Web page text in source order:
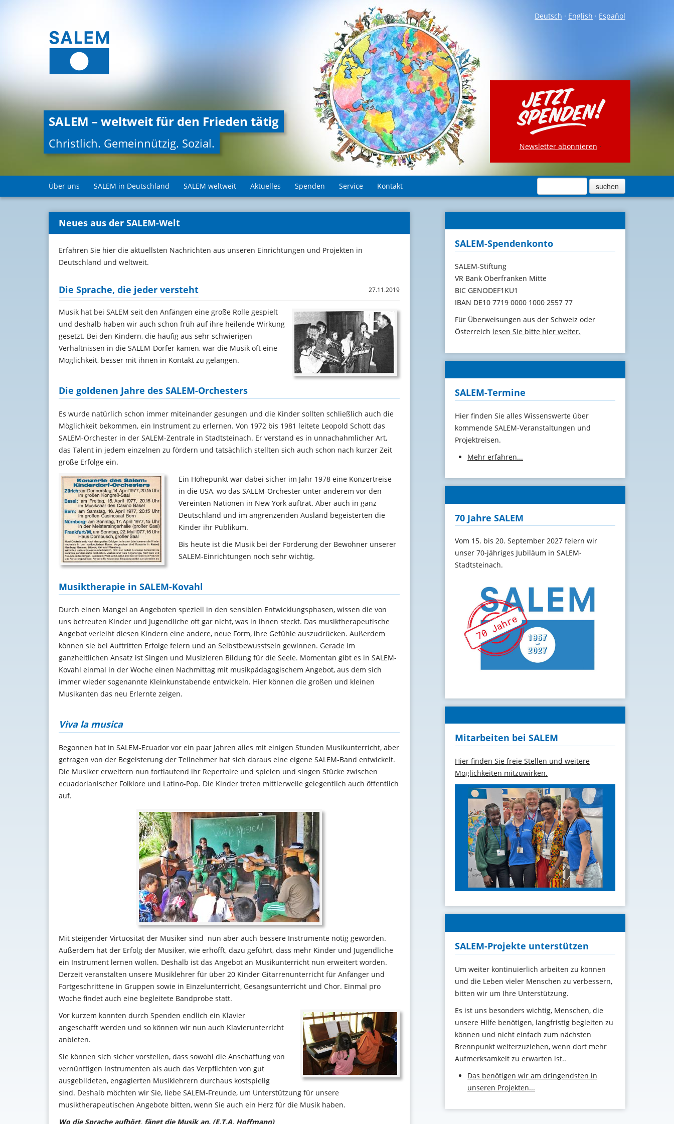
SALEM – weltweit für den Frieden tätig
Christlich. Gemeinnützig. Sozial.
Deutsch · English · Español
Newsletter abonnieren ·
Über uns SALEM in Deutschland SALEM weltweit Aktuelles Spenden Service Kontakt
Neues aus der SALEM-Welt
Erfahren Sie hier die aktuellsten Nachrichten aus unseren Einrichtungen und Projekten in
Deutschland und weltweit.
Die Sprache, die jeder versteht 27.11.2019
Musik hat bei SALEM seit den Anfängen eine große Rolle gespielt
und deshalb haben wir auch schon früh auf ihre heilende Wirkung
gesetzt. Bei den Kindern, die häufig aus sehr schwierigen
Verhältnissen in die SALEM-Dörfer kamen, war die Musik oft eine
Möglichkeit, besser mit ihnen in Kontakt zu gelangen.
Die goldenen Jahre des SALEM-Orchesters
Es wurde natürlich schon immer miteinander gesungen und die Kinder sollten schließlich auch die
Möglichkeit bekommen, ein Instrument zu erlernen. Von 1972 bis 1981 leitete Leopold Schott das
SALEM-Orchester in der SALEM-Zentrale in Stadtsteinach. Er verstand es in unnachahmlicher Art,
das Talent in jedem einzelnen zu fördern und tatsächlich stellten sich auch schon nach kurzer Zeit
große Erfolge ein.
Ein Höhepunkt war dabei sicher im Jahr 1978 eine Konzertreise
in die USA, wo das SALEM-Orchester unter anderem vor den
Vereinten Nationen in New York auftrat. Aber auch in ganz
Deutschland und im angrenzenden Ausland begeisterten die
Kinder ihr Publikum.
Bis heute ist die Musik bei der Förderung der Bewohner unserer
SALEM-Einrichtungen noch sehr wichtig.
Musiktherapie in SALEM-Kovahl
Durch einen Mangel an Angeboten speziell in den sensiblen Entwicklungsphasen, wissen die von
uns betreuten Kinder und Jugendliche oft gar nicht, was in ihnen steckt. Das musiktherapeutische
Angebot verleiht diesen Kindern eine andere, neue Form, ihre Gefühle auszudrücken. Außerdem
können sie bei Auftritten Erfolge feiern und an Selbstbewusstsein gewinnen. Gerade im
ganzheitlichen Ansatz ist Singen und Musizieren Bildung für die Seele. Momentan gibt es in SALEM-
Kovahl einmal in der Woche einen Nachmittag mit musikpädagogischem Angebot, aus dem sich
immer wieder sogenannte Kleinkunstabende entwickeln. Hier können die großen und kleinen
Musikanten das neu Erlernte zeigen.
Viva la musica
Begonnen hat in SALEM-Ecuador vor ein paar Jahren alles mit einigen Stunden Musikunterricht, aber
getragen von der Begeisterung der Teilnehmer hat sich daraus eine eigene SALEM-Band entwickelt.
Die Musiker erweitern nun fortlaufend ihr Repertoire und spielen und singen Stücke zwischen
ecuadorianischer Folklore und Latino-Pop. Die Kinder treten mittlerweile gelegentlich auch öffentlich
auf.
Mit steigender Virtuosität der Musiker sind nun aber auch bessere Instrumente nötig geworden.
Außerdem hat der Erfolg der Musiker, wie erhofft, dazu geführt, dass mehr Kinder und Jugendliche
ein Instrument lernen wollen. Deshalb ist das Angebot an Musikunterricht nun erweitert worden.
Derzeit veranstalten unsere Musiklehrer für über 20 Kinder Gitarrenunterricht für Anfänger und
Fortgeschrittene in Gruppen sowie in Einzelunterricht, Gesangsunterricht und Chor. Einmal pro
Woche findet auch eine begleitete Bandprobe statt.
Vor kurzem konnten durch Spenden endlich ein Klavier
angeschafft werden und so können wir nun auch Klavierunterricht
anbieten.
Sie können sich sicher vorstellen, dass sowohl die Anschaffung von
vernünftigen Instrumenten als auch das Verpflichten von gut
ausgebildeten, engagierten Musiklehrern durchaus kostspielig
sind. Deshalb möchten wir Sie, liebe SALEM-Freunde, um Unterstützung für unsere
musiktherapeutischen Angebote bitten, wenn Sie auch ein Herz für die Musik haben.
Wo die Sprache aufhört, fängt die Musik an. (E.T.A. Hoffmann)
SALEM-Spendenkonto
SALEM-Stiftung
VR Bank Oberfranken Mitte
BIC GENODEF1KU1
IBAN DE10 7719 0000 1000 2557 77
Für Überweisungen aus der Schweiz oder
Österreich lesen Sie bitte hier weiter.
SALEM-Termine
Hier finden Sie alles Wissenswerte über
kommende SALEM-Veranstaltungen und
Projektreisen.
Mehr erfahren...
70 Jahre SALEM
Vom 15. bis 20. September 2027 feiern wir
unser 70-jähriges Jubiläum in SALEM-
Stadtsteinach.
Mitarbeiten bei SALEM
Hier finden Sie freie Stellen und weitere
Möglichkeiten mitzuwirken.
SALEM-Projekte unterstützen
Um weiter kontinuierlich arbeiten zu können
und die Leben vieler Menschen zu verbessern,
bitten wir um Ihre Unterstützung.
Es ist uns besonders wichtig, Menschen, die
unsere Hilfe benötigen, langfristig begleiten zu
können und nicht einfach zum nächsten
Brennpunkt weiterzuziehen, wenn dort mehr
Aufmerksamkeit zu erwarten ist..
Das benötigen wir am dringendsten in
unseren Projekten...